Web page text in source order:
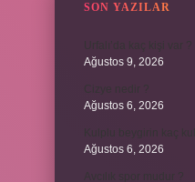
SON YAZILAR
Ağustos 9, 2026
Ağustos 6, 2026
Ağustos 6, 2026